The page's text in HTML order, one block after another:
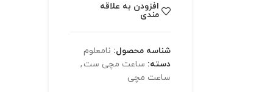
افزودن به علاقه
مندی
شناسه محصول: نامعلوم
دسته: ساعت مچی ست ,
ساعت مچی